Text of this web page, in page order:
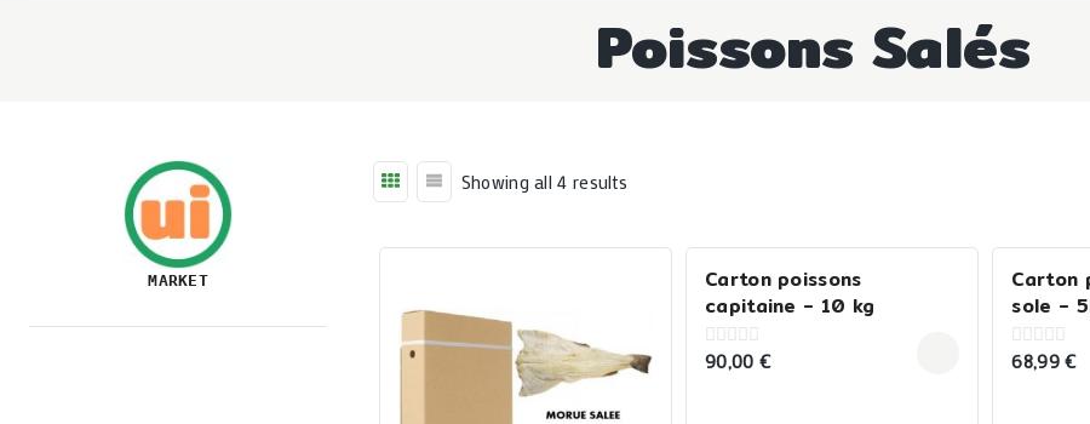
Poissons Salés
Showing all 4 results
Carton poissons
capitaine – 10 kg
0
90,00 €
Carton
sole –
0
68,99€
MARKET